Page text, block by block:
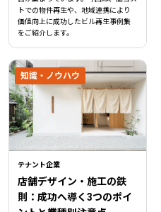
トでの物件再生や、地域連携により
価値向上に成功したビル再生事例集
をご紹介します。
テナント企業
店舗デザイン・施工の鉄
則：成功へ導く3つのポイ
知識・ノウハウ